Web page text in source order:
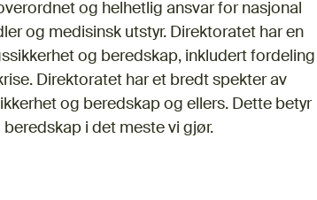
og helhetlig ansvar for nasjonal
og medisinsk utstyr. Direktoratet har en
og beredskap, inkludert fordeling
Direktoratet har et bredt spekter av
og beredskap og ellers. Dette betyr
i det meste vi gjør.